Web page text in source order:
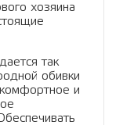
хозяина
так
обивки
и